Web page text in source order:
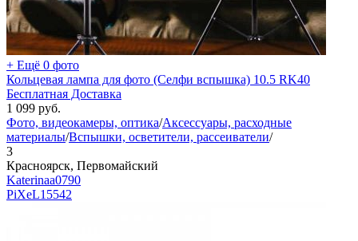
+ Ещё 0 фото
Кольцевая лампа для фото (Селфи вспышка) 10.5 RK40
Бесплатная Доставка
1 099 руб.
Фото, видеокамеры, оптика/Аксессуары, расходные
материалы/Вспышки, осветители, рассеиватели/
3
Красноярск, Первомайский
Katerinaa0790
PiXeL15542